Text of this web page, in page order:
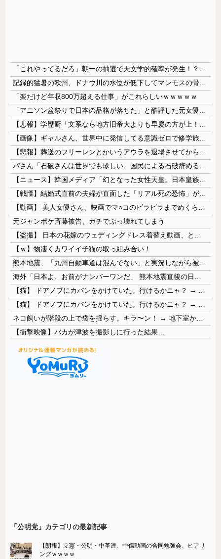
「楽だけど年収800万超える仕事」がこれらしいｗｗｗｗｗ
元ジャンポケ斉藤被告、ガチでぶっ壊れてしまう
【ｗ】物凄くカワイイ子猫の取っ組み合い！
【衝撃映像】バカが津波を撮影しに行った結果…
「公明党」カテゴリの最新記事
【朗報】立憲・公明・中革連、中傷動画の合同勉強会、ヒアリ
ングｗｗｗｗ